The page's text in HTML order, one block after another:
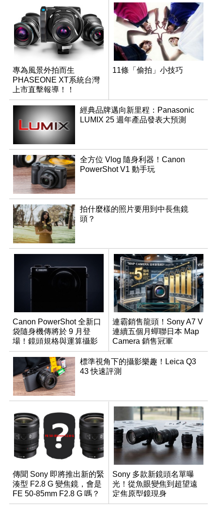
專為風景外拍而生
PHASEONE XT系統台灣
上市直擊報導！！
11條「偷拍」小技巧
經典品牌邁向新里程：Panasonic
LUMIX 25 週年產品發表大預測
全方位 Vlog 隨身利器！Canon
PowerShot V1 動手玩
拍什麼樣的照片要用到中長焦鏡
頭？
Canon PowerShot 全新口
袋隨身機傳將於 9 月登
場！鏡頭規格與運算攝影
升級成為焦點
連霸銷售龍頭！Sony A7 V
連續五個月蟬聯日本 Map
Camera 銷售冠軍
標準視角下的攝影樂趣！Leica Q3
43 快速評測
傳聞 Sony 即將推出新的緊
湊型 F2.8 G 變焦鏡，會是
FE 50-85mm F2.8 G 嗎？
Sony 多款新鏡頭名單曝
光！從魚眼變焦到超望遠
定焦原型鏡現身